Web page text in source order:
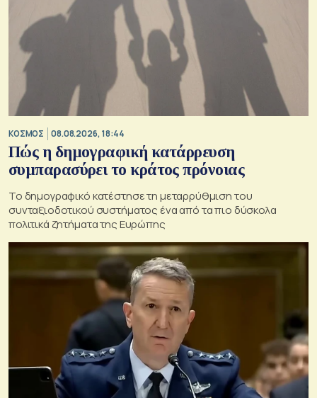
ΚΟΣΜΟΣ 08.08.2026, 18:44
Πώς η δημογραφική κατάρρευση
συμπαρασύρει το κράτος πρόνοιας
Το δημογραφικό κατέστησε τη μεταρρύθμιση του
συνταξιοδοτικού συστήματος ένα από τα πιο δύσκολα
πολιτικά ζητήματα της Ευρώπης